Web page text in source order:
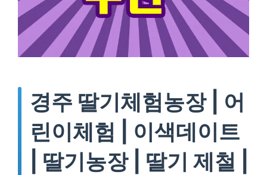
경주 딸기체험농장 | 어
린이체험 | 이색데이트
| 딸기농장 | 딸기 제철 |